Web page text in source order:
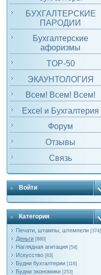
БУХГАЛТЕРСКИЕ
ПАРОДИИ
Бухгалтерские
афоризмы
TOP-50
ЭКАУНТОЛОГИЯ
Всем! Всем! Всем!
Excel и Бухгалтерия
Форум
Отзывы
Связь
Войти
Категория
Печати, штампы, штемпели [374]
Деньги [880]
Наглядная агитация [54]
Искусство [83]
Будни бухгалтерии [116]
Будни экономики [253]